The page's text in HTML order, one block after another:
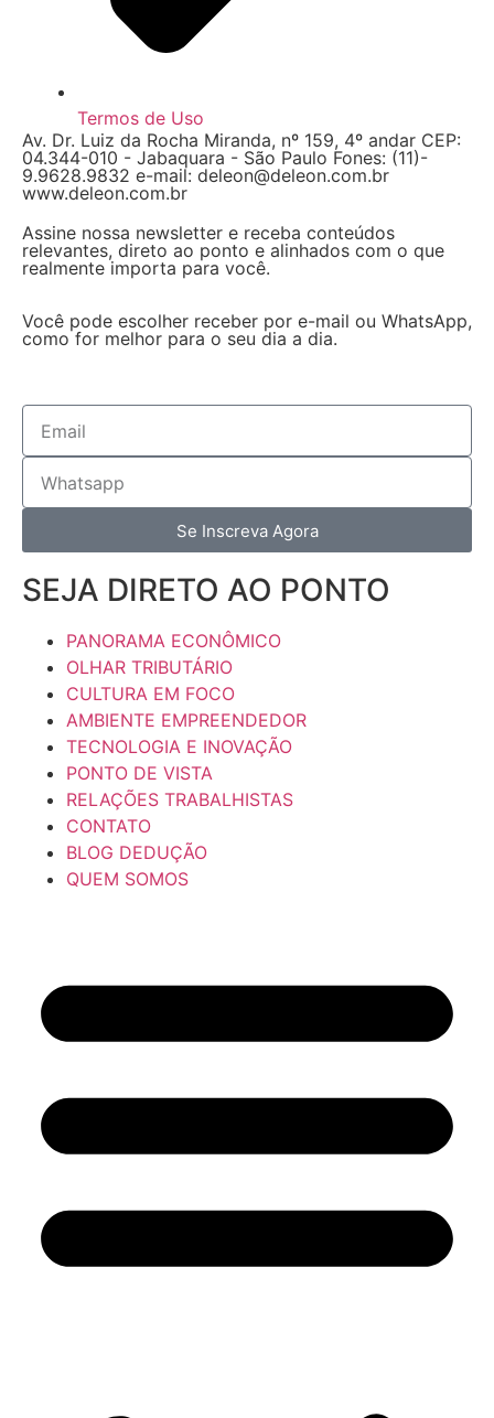
Termos de Uso
Av. Dr. Luiz da Rocha Miranda, nº 159, 4º andar CEP:
04.344-010 - Jabaquara - São Paulo Fones: (11)-
9.9628.9832 e-mail: deleon@deleon.com.br
www.deleon.com.br
Assine nossa newsletter e receba conteúdos
relevantes, direto ao ponto e alinhados com o que
realmente importa para você.
Você pode escolher receber por e-mail ou WhatsApp,
como for melhor para o seu dia a dia.
Se Inscreva Agora
SEJA DIRETO AO PONTO
PANORAMA ECONÔMICO
OLHAR TRIBUTÁRIO
CULTURA EM FOCO
AMBIENTE EMPREENDEDOR
TECNOLOGIA E INOVAÇÃO
PONTO DE VISTA
RELAÇÕES TRABALHISTAS
CONTATO
BLOG DEDUÇÃO
QUEM SOMOS